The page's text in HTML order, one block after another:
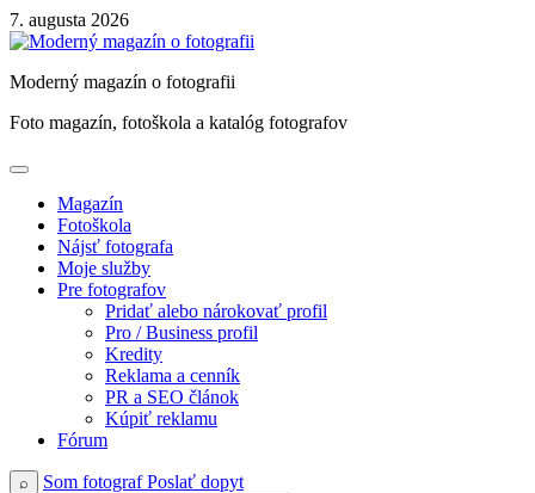
Skip
to
7. augusta 2026
Moderný magazín o fotografii
Foto magazín, fotoškola a katalóg fotografov
Magazín
Fotoškola
Nájsť fotografa
Moje služby
Pre fotografov
Pridať alebo nárokovať profil
Pro / Business profil
Kredity
Reklama a cenník
PR a SEO článok
Kúpiť reklamu
Fórum
⌕ Som fotografPoslať dopyt